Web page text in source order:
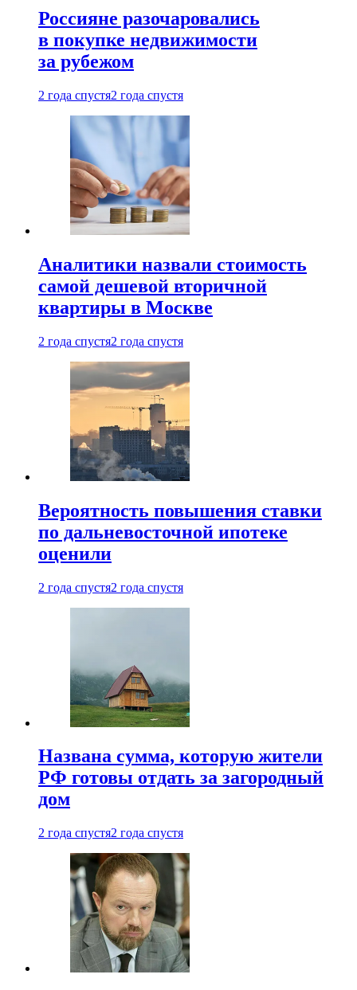
Россияне разочаровались
в покупке недвижимости
за рубежом
2 года спустя2 года спустя
Аналитики назвали стоимость
самой дешевой вторичной
квартиры в Москве
2 года спустя2 года спустя
Вероятность повышения ставки
по дальневосточной ипотеке
оценили
2 года спустя2 года спустя
Названа сумма, которую жители
РФ готовы отдать за загородный
дом
2 года спустя2 года спустя